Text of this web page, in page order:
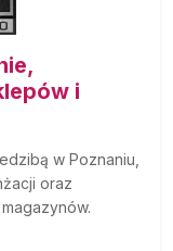
i
w Poznaniu,
oraz